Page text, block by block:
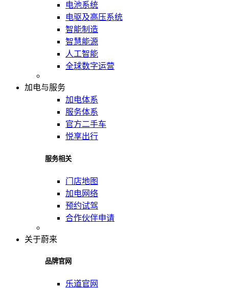
电池系统
电驱及高压系统
智能制造
智慧能源
人工智能
全球数字运营
加电与服务
加电体系
服务体系
官方二手车
悦享出行
服务相关
门店地图
加电网络
预约试驾
合作伙伴申请
关于蔚来
品牌官网
乐道官网